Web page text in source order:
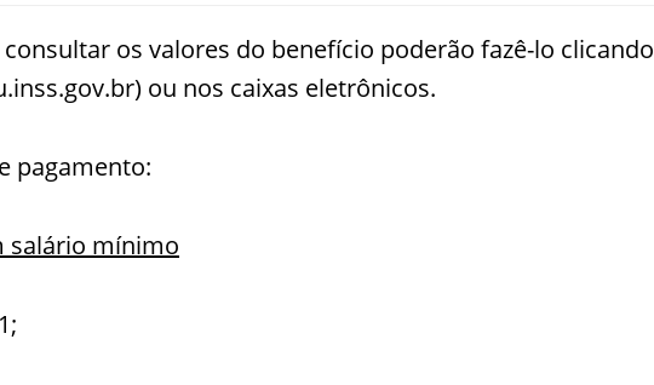
os valores do benefício poderão fazê-lo clicando
ou nos caixas eletrônicos.
pagamento:
salário mínimo